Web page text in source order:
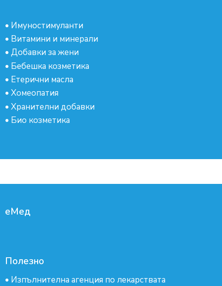
• Имуностимуланти
• Витамини и минерали
• Добавки за жени
• Бебешка козметика
• Етерични масла
• Хомеопатия
• Хранителни добавки
• Био козметика
еМед
Полезно
• Изпълнителна агенция по лекарствата